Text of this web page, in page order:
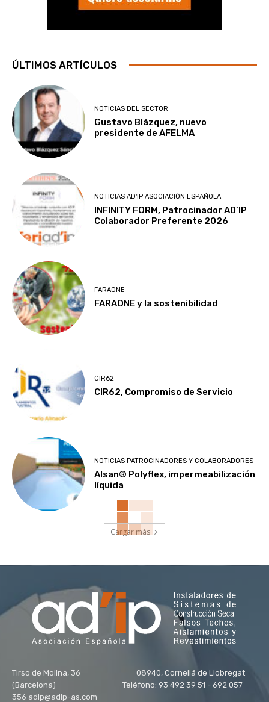
ÚLTIMOS ARTÍCULOS
NOTICIAS DEL SECTOR
Gustavo Blázquez, nuevo
presidente de AFELMA
NOTICIAS AD'IP ASOCIACIÓN ESPAÑOLA
INFINITY FORM, Patrocinador AD’IP
Colaborador Preferente 2026
FARAONE
FARAONE y la sostenibilidad
CIR62
CIR62, Compromiso de Servicio
NOTICIAS PATROCINADORES Y COLABORADORES
Alsan® Polyflex, impermeabilización
líquida
Cargar más
Tirso de Molina, 36 08940, Cornellá de Llobregat
(Barcelona) Teléfono: 93 492 39 51 - 692 057
356 adip@adip-as.com